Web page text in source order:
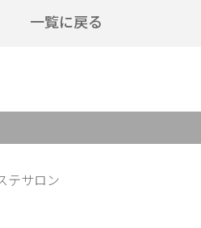
一覧に戻る
テサロン